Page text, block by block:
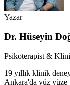
Yazar
Dr. Hüseyin
Psikoterapist &
19 yıllık klinik
Ankara'da yüz yüze